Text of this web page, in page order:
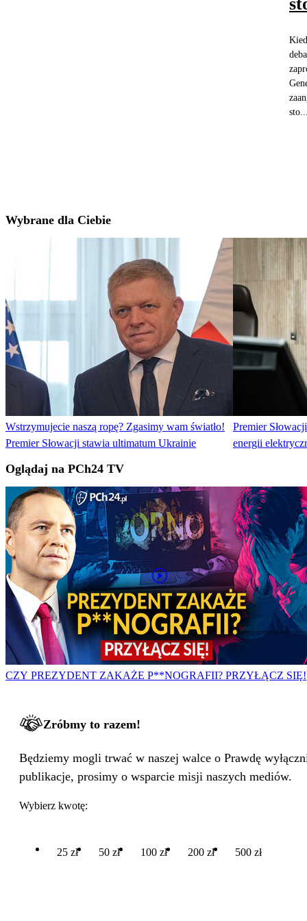
Wybrane dla Ciebie
Wstrzymujecie naszą ropę? Zgasimy wam światło!
Premier Słowacji stawia ultimatum Ukrainie
Premier
energii
Oglądaj na PCh24 TV
CZY PREZYDENT ZAKAŻE P**NOGRAFII? PRZYŁĄCZ SIĘ!
Zróbmy to razem!
Będziemy mogli trwać w naszej walce o Prawdę
publikacje, prosimy o wsparcie misji naszych mediów.
Wybierz kwotę:
25 zł 50 zł 100 zł 200 zł 500 zł